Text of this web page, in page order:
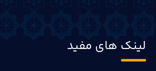
لینک های مفید